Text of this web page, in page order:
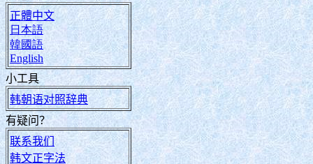
正體中文
日本語
韓國語
English
小工具
韩朝语对照辞典
有疑问？
联系我们
韩文正字法